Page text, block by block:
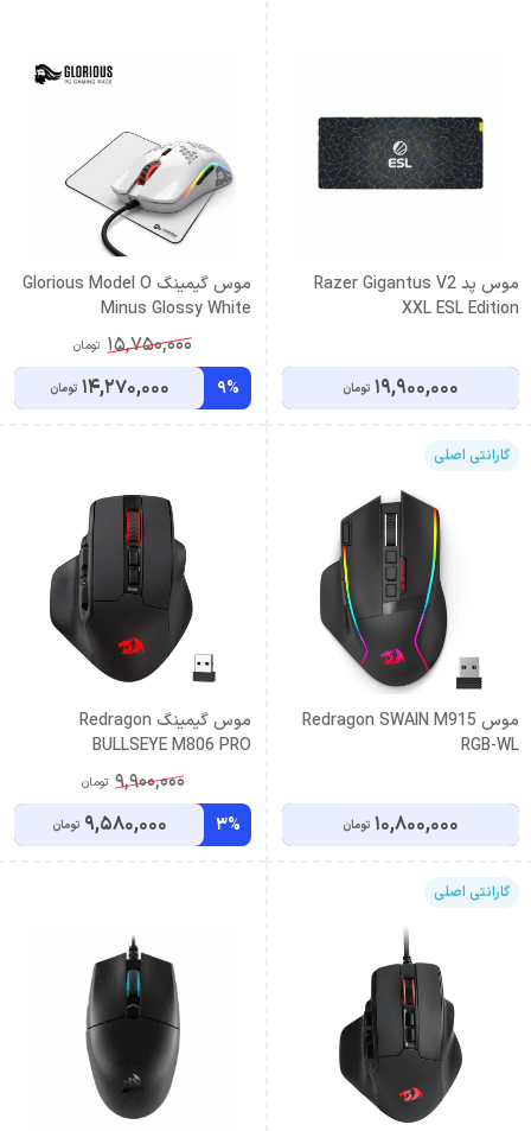
موس پد Razer Gigantus V2
XXL ESL Edition
19,900,000 تومان
موس گیمینگ Glorious Model O
Minus Glossy White
15,750,000 تومان
9%
14,270,000 تومان
گارانتی اصلی
موس Redragon SWAIN M915
RGB-WL
10,800,000 تومان
موس گیمینگ Redragon
BULLSEYE M806 PRO
9,900,000 تومان
3%
9,580,000 تومان
گارانتی اصلی